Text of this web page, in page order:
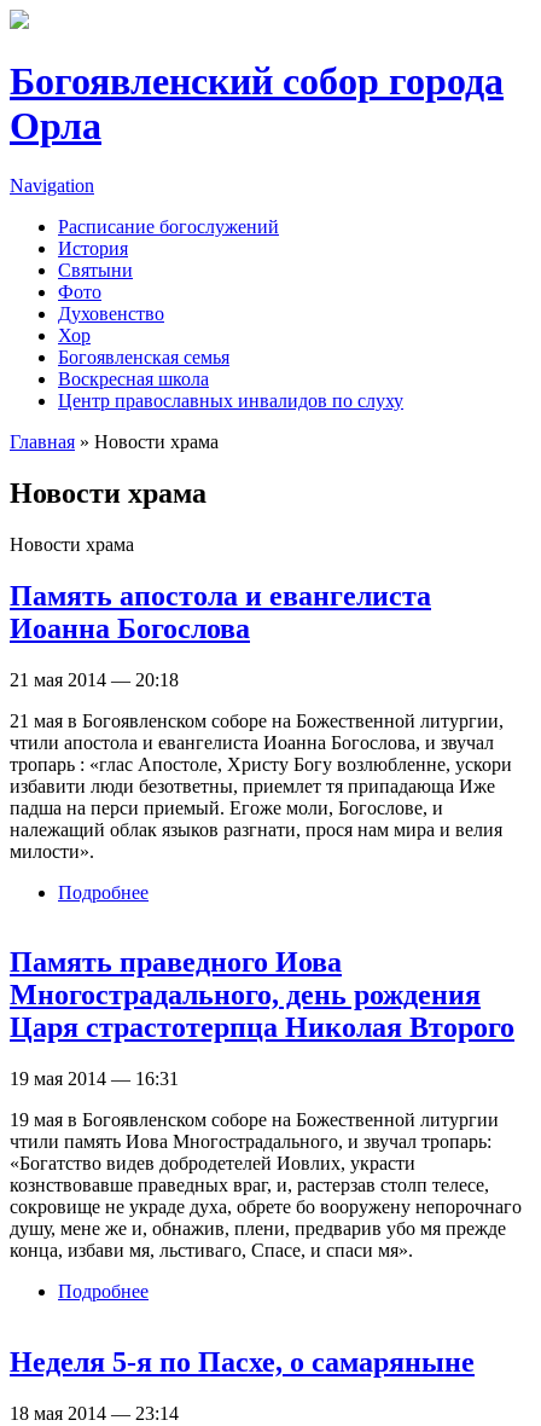
Перейти к основному содержанию
Богоявленский собор города
Орла
Navigation
Расписание богослужений
История
Святыни
Фото
Духовенство
Хор
Богоявленская семья
Воскресная школа
Центр православных инвалидов по слуху
Главная » Новости храма
Новости храма
Новости храма
Память апостола и евангелиста
Иоанна Богослова
21 мая 2014 — 20:18
21 мая в Богоявленском соборе на Божественной литургии,
чтили апостола и евангелиста Иоанна Богослова, и звучал
тропарь : «глас Апостоле, Христу Богу возлюбленне, ускори
избавити люди безответны, приемлет тя припадающа Иже
падша на перси приемый. Егоже моли, Богослове, и
належащий облак языков разгнати, прося нам мира и велия
милости».
Подробнее
Память праведного Иова
Многострадального, день рождения
Царя страстотерпца Николая Второго
19 мая 2014 — 16:31
19 мая в Богоявленском соборе на Божественной литургии
чтили память Иова Многострадального, и звучал тропарь:
«Богатство видев добродетелей Иовлих, украсти
кознствовавше праведных враг, и, растерзав столп телесе,
сокровище не украде духа, обрете бо вооружену непорочнаго
душу, мене же и, обнажив, плени, предварив убо мя прежде
конца, избави мя, льстиваго, Спасе, и спаси мя».
Подробнее
Неделя 5-я по Пасхе, о самаряныне
18 мая 2014 — 23:14